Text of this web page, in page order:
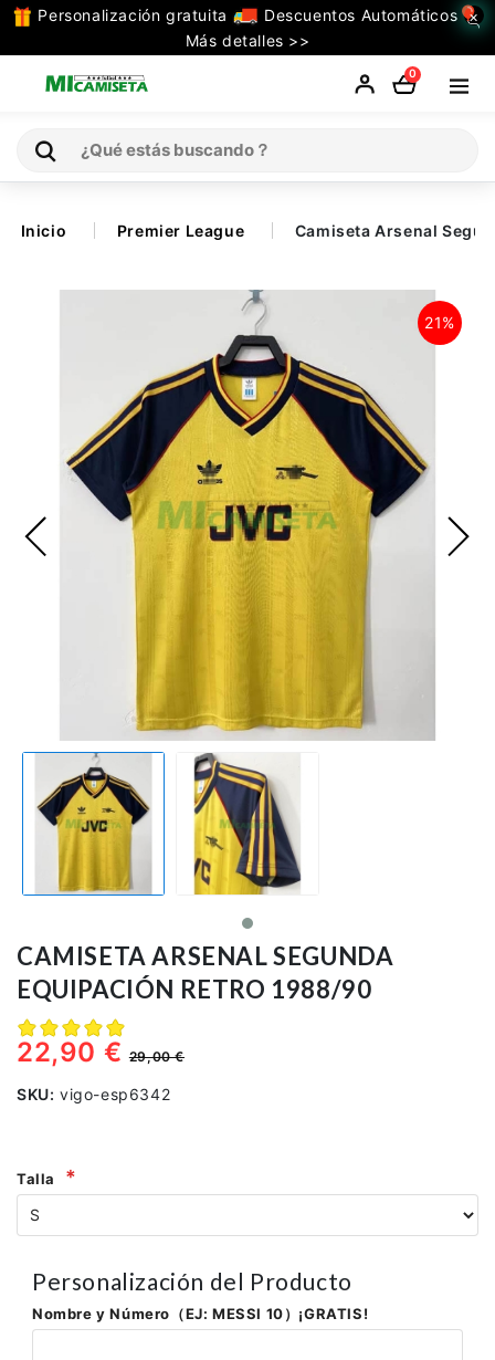
Personalización gratuita
Descuentos Automáticos
Más detalles >>
×
0
TODAS
LAS
CATEGORIAS
Serie A
Premier League
Ropa de Entrenamiento
Jugadores
Inicio Premier League Camiseta Arsenal
21%
CAMISETA ARSENAL SEGUNDA
EQUIPACIÓN RETRO 1988/90
22,90 €29,00 €
SKU: vigo-esp6342
Talla
Personalización del Producto
Nombre y Número（EJ: MESSI 10）¡GRATIS!